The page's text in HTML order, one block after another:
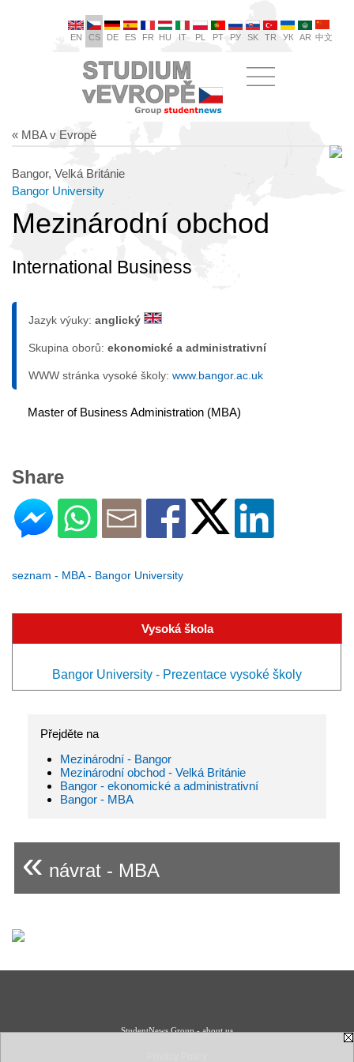
EN CS DE ES FR HU IT PL PT РУ SK TR УК AR 中文
« MBA v Evropě
Bangor, Velká Británie
Bangor University
Mezinárodní obchod
International Business
Jazyk výuky: anglický
Skupina oborů: ekonomické a administrativní
WWW stránka vysoké školy: www.bangor.ac.uk
Master of Business Administration (MBA)
Share
seznam - MBA - Bangor University
Vysoká škola
Bangor University - Prezentace vysoké školy
Přejděte na
Mezinárodní - Bangor
Mezinárodní obchod - Velká Británie
Bangor - ekonomické a administrativní
Bangor - MBA
« návrat - MBA
StudentNews Group - about us